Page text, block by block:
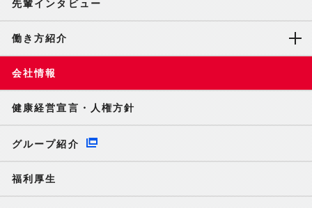
先輩インタビュー
働き方紹介
会社情報
健康経営宣言・人権方針
グループ紹介
福利厚生